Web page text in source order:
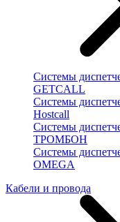
Системы
GETCALL
Системы
Hostcall
Системы
ТРОМБОН
Системы
OMEGA
Кабели и провода